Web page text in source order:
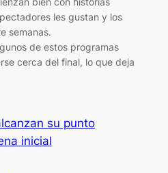
les gustan y los
semanas.
de estos programas
cerca del final, lo que deja